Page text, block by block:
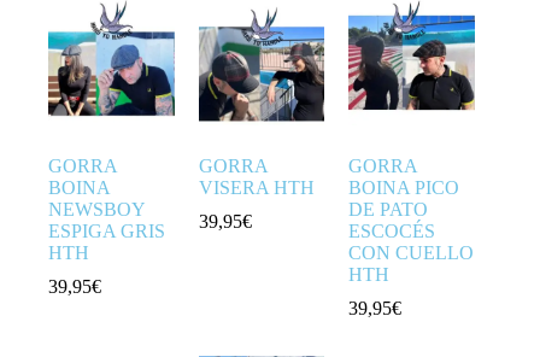
GORRA
BOINA
NEWSBOY
ESPIGA GRIS
HTH
39,95€
GORRA
VISERA HTH
39,95€
GORRA
BOINA PICO
DE PATO
ESCOCÉS
CON CUELLO
HTH
39,95€